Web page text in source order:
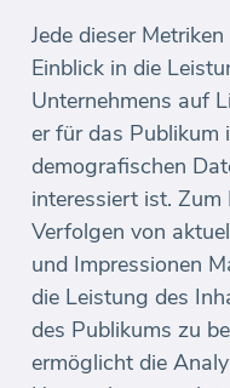
Jede dieser
Einblick in die
Unternehmens auf
er für das
demografischen
interessiert ist. Zum
Verfolgen von
und Impressionen
die Leistung des
des Publikums zu
ermöglicht die